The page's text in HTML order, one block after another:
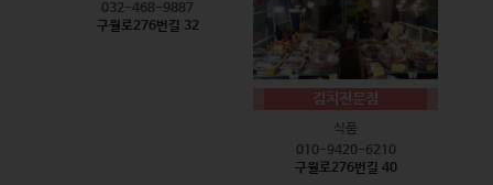
032-468-9887
구월로276번길 32
김치전문점
식품
010-9420-6210
구월로276번길 40